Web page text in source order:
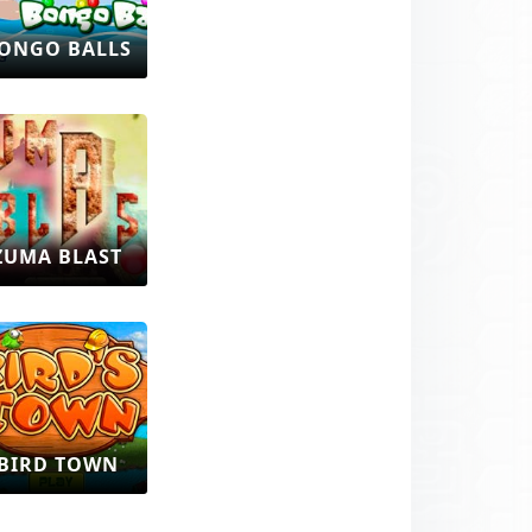
BALLS
BLAST
TOWN